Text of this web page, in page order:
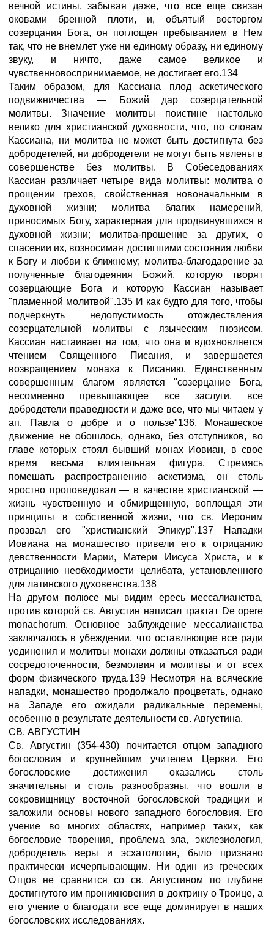
вечной истины, забывая даже, что все еще связан
оковами бренной плоти, и, объятый восторгом
созерцания Бога, он поглощен пребыванием в Нем
так, что не внемлет уже ни единому образу, ни единому
звуку, и ничто, даже самое великое и
чувственновоспринимаемое, не достигает его.134
Таким образом, для Кассиана плод аскетического
подвижничества — Божий дар созерцательной
молитвы. Значение молитвы поистине настолько
велико для христианской духовности, что, по словам
Кассиана, ни молитва не может быть достигнута без
добродетелей, ни добродетели не могут быть явлены в
совершенстве без молитвы. В Собеседованиях
Кассиан различает четыре вида молитвы: молитва о
прощении грехов, свойственная новоначальным в
духовной жизни; молитва благих намерений,
приносимых Богу, характерная для продвинувшихся в
духовной жизни; молитва-прошение за других, о
спасении их, возносимая достигшими состояния любви
к Богу и любви к ближнему; молитва-благодарение за
полученные благодеяния Божий, которую творят
созерцающие Бога и которую Кассиан называет
"пламенной молитвой".135 И как будто для того, чтобы
подчеркнуть недопустимость отождествления
созерцательной молитвы с языческим гнозисом,
Кассиан настаивает на том, что она и вдохновляется
чтением Священного Писания, и завершается
возвращением монаха к Писанию. Единственным
совершенным благом является "созерцание Бога,
несомненно превышающее все заслуги, все
добродетели праведности и даже все, что мы читаем у
ап. Павла о добре и о пользе"136. Монашеское
движение не обошлось, однако, без отступников, во
главе которых стоял бывший монах Иовиан, в свое
время весьма влиятельная фигура. Стремясь
помешать распространению аскетизма, он столь
яростно проповедовал — в качестве христианской —
жизнь чувственную и обмирщенную, воплощая эти
принципы в собственной жизни, что св. Иероним
прозвал его "христианский Эпикур".137 Нападки
Иовиана на монашество привели его к отрицанию
девственности Марии, Матери Иисуса Христа, и к
отрицанию необходимости целибата, установленного
для латинского духовенства.138
На другом полюсе мы видим ересь мессалианства,
против которой св. Августин написал трактат De opere
monachorum. Основное заблуждение мессалианства
заключалось в убеждении, что оставляющие все ради
уединения и молитвы монахи должны отказаться ради
сосредоточенности, безмолвия и молитвы и от всех
форм физического труда.139 Несмотря на всяческие
нападки, монашество продолжало процветать, однако
на Западе его ожидали радикальные перемены,
особенно в результате деятельности св. Августина.
СВ. АВГУСТИН
Св. Августин (354-430) почитается отцом западного
богословия и крупнейшим учителем Церкви. Его
богословские достижения оказались столь
значительны и столь разнообразны, что вошли в
сокровищницу восточной богословской традиции и
заложили основы нового западного богословия. Его
учение во многих областях, например таких, как
богословие творения, проблема зла, экклезиология,
добродетель веры и эсхатология, было признано
практически исчерпывающим. Ни один из греческих
Отцов не сравнится со св. Августином по глубине
достигнутого им проникновения в доктрину о Троице, а
его учение о благодати все еще доминирует в наших
богословских исследованиях.